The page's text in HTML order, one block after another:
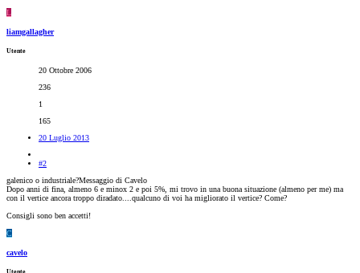
L
liamgallagher
Utente
20 Ottobre 2006
236
1
165
20 Luglio 2013
#2
galenico o industriale?Messaggio di Cavelo
Dopo anni di fina, almeno 6 e minox 2 e poi 5%, mi trovo in una buona situazione (almeno per me) ma
con il vertice ancora troppo diradato....qualcuno di voi ha migliorato il vertice? Come?
Consigli sono ben accetti!
C
cavelo